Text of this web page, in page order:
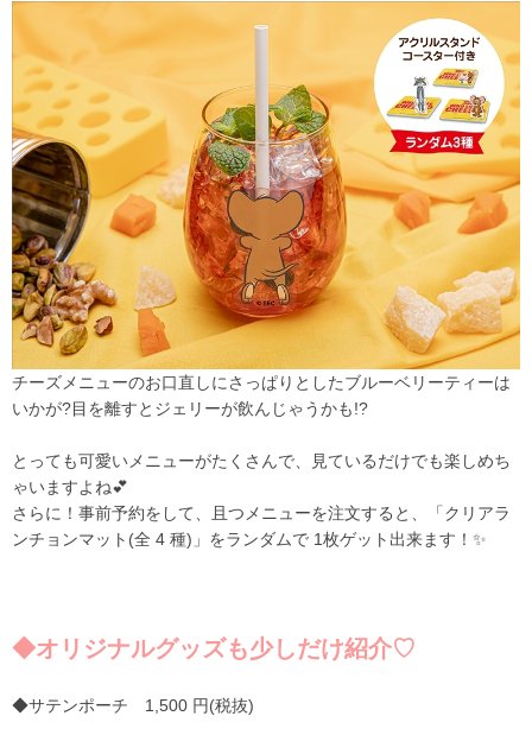
チーズメニューのお口直しにさっぱりとしたブルーベリーティーは
いかが?目を離すとジェリーが飲んじゃうかも!?
とっても可愛いメニューがたくさんで、見ているだけでも楽しめち
ゃいますよね💕
さらに！事前予約をして、且つメニューを注文すると、
「クリアラ
ンチョンマット(全 4 種)」をランダムで 1枚ゲット出来ます！✨
◆オリジナルグッズも少しだけ紹介♡
◆サテンポーチ 1,500 円(税抜)